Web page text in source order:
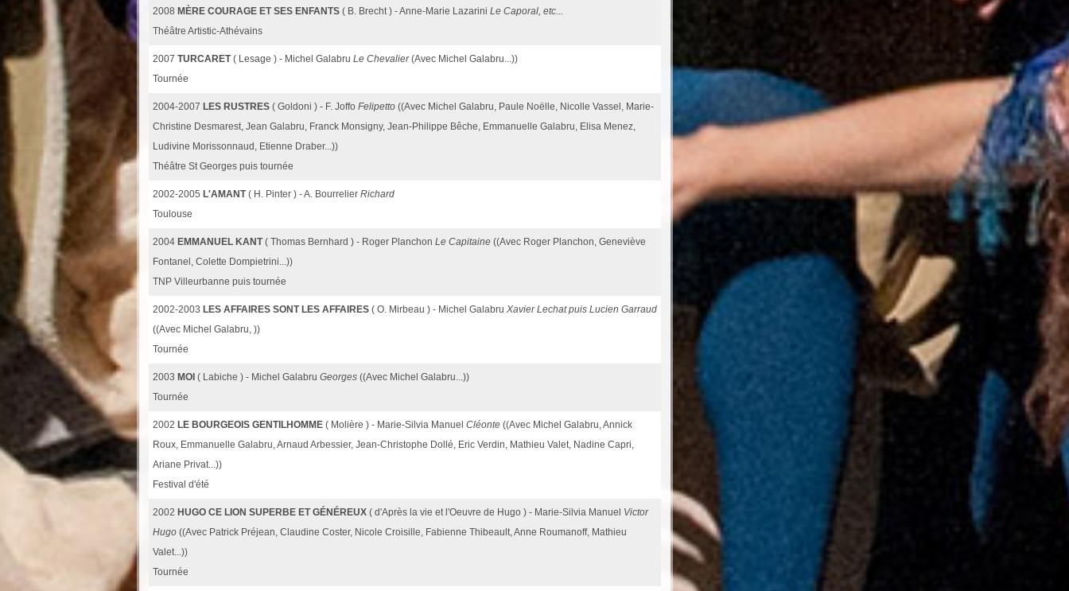
2008 MÈRE COURAGE ET SES ENFANTS ( B. Brecht ) - Anne-Marie Lazarini Le Caporal, etc...
Théâtre Artistic-Athévains
2007 TURCARET ( Lesage ) - Michel Galabru Le Chevalier(Avec Michel Galabru...))
Tournée
2004-2007 LES RUSTRES ( Goldoni ) - F. Joffo Felipetto ((Avec Michel Galabru, Paule Noëlle, Nicolle Vassel, Marie-
Christine Desmarest, Jean Galabru, Franck Monsigny, Jean-Philippe Bêche, Emmanuelle Galabru, Elisa Menez,
Ludivine Morissonnaud, Etienne Draber...))
Théâtre St Georges puis tournée
2002-2005 L'AMANT ( H. Pinter ) - A. Bourrelier Richard
Toulouse
2004 EMMANUEL KANT ( Thomas Bernhard ) - Roger Planchon Le Capitaine ((Avec Roger Planchon, Geneviève
Fontanel, Colette Dompietrini...))
TNP Villeurbanne puis tournée
2002-2003 LES AFFAIRES SONT LES AFFAIRES ( O. Mirbeau ) - Michel Galabru Xavier Lechat puis Lucien Garraud
((Avec Michel Galabru, ))
Tournée
2003 MOI ( Labiche ) - Michel Galabru Georges ((Avec Michel Galabru...))
Tournée
2002 LE BOURGEOIS GENTILHOMME ( Molière ) - Marie-Silvia Manuel Cléonte ((Avec Michel Galabru, Annick
Roux, Emmanuelle Galabru, Arnaud Arbessier, Jean-Christophe Dollé, Eric Verdin, Mathieu Valet, Nadine Capri,
Ariane Privat...))
Festival d'été
2002 HUGO CE LION SUPERBE ET GÉNÉREUX ( d'Après la vie et l'Oeuvre de Hugo ) - Marie-Silvia Manuel Victor
Hugo ((Avec Patrick Préjean, Claudine Coster, Nicole Croisille, Fabienne Thibeault, Anne Roumanoff, Mathieu
Valet...))
Tournée